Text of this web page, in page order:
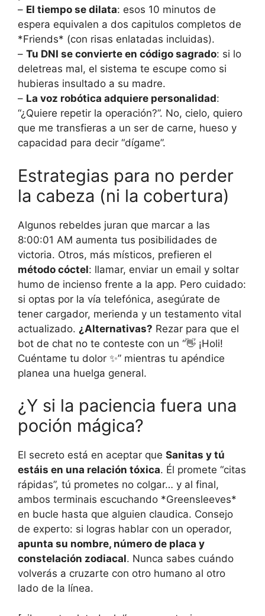
– El tiempo se dilata: esos 10 minutos de
espera equivalen a dos capitulos completos de
*Friends* (con risas enlatadas incluidas).
– Tu DNI se convierte en código sagrado: si lo
deletreas mal, el sistema te escupe como si
hubieras insultado a su madre.
– La voz robótica adquiere personalidad:
“¿Quiere repetir la operación?”. No, cielo, quiero
que me transfieras a un ser de carne, hueso y
capacidad para decir “dígame”.
Estrategias para no perder
la cabeza (ni la cobertura)
Algunos rebeldes juran que marcar a las
8:00:01 AM aumenta tus posibilidades de
victoria. Otros, más místicos, prefieren el
método cóctel: llamar, enviar un email y soltar
humo de incienso frente a la app. Pero cuidado:
si optas por la vía telefónica, asegúrate de
tener cargador, merienda y un testamento vital
actualizado. ¿Alternativas? Rezar para que el
bot de chat no te conteste con un “👋 ¡Holi!
Cuéntame tu dolor ✨” mientras tu apéndice
planea una huelga general.
¿Y si la paciencia fuera una
poción mágica?
El secreto está en aceptar que Sanitas y tú
estáis en una relación tóxica. Él promete “citas
rápidas”, tú prometes no colgar… y al final,
ambos terminais escuchando *Greensleeves*
en bucle hasta que alguien claudica. Consejo
de experto: si logras hablar con un operador,
apunta su nombre, número de placa y
constelación zodiacal. Nunca sabes cuándo
volverás a cruzarte con otro humano al otro
lado de la línea.